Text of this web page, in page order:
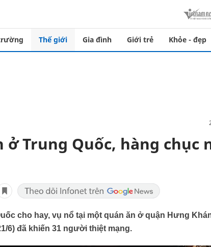
Thế giới Gia đình Giới trẻ Khỏe - đẹp
ở Trung Quốc, hàng
cho hay, vụ nổ tại một quán ăn ở quận Hưng
6) đã khiến 31 người thiệt mạng.